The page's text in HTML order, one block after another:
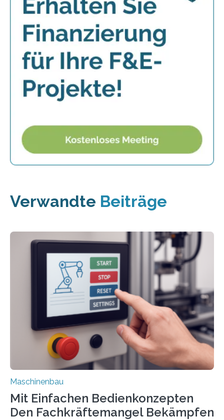
Verwandte Beiträge
Maschinenbau
Mit Einfachen Bedienkonzepten
Den Fachkräftemangel Bekämpfen